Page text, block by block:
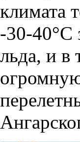
климата
-30-40°С
льда, и в